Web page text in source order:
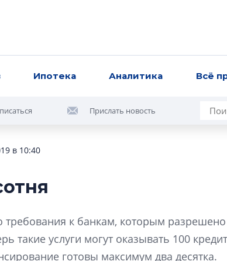
Ипотека Аналитика Всё
Прислать новость
в 10:40
требования к банкам, которым разрешено
такие услуги могут оказывать 100
готовы максимум два десятка.